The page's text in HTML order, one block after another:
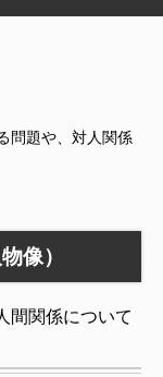
問題や、対人関係
像）
間関係について